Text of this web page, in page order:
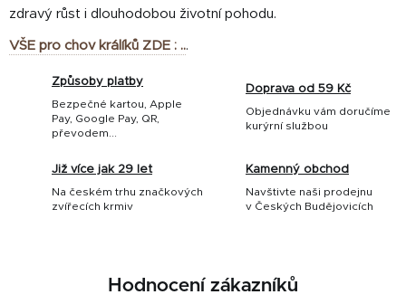
zdravý růst i dlouhodobou životní pohodu.
VŠE pro chov králíků ZDE : ...
Způsoby platby
Bezpečné kartou, Apple
Pay, Google Pay, QR,
převodem...
Doprava od 59 Kč
Objednávku vám doručíme
kurýrní službou
Již více jak 29 let
Na českém trhu značkových
zvířecích krmiv
Kamenný obchod
Navštivte naši prodejnu
v Českých Budějovicích
Hodnocení zákazníků